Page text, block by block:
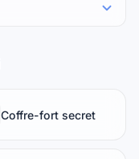
Coffre-fort secret